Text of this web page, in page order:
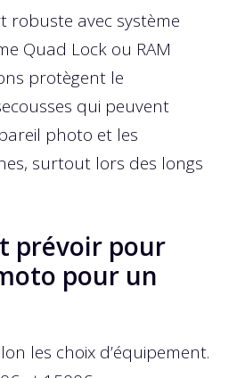
robuste avec système
Quad Lock ou RAM
protègent le
qui peuvent
photo et les
surtout lors des longs
prévoir pour
pour un
les choix d’équipement.